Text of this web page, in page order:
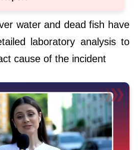
water and dead fish have
laboratory analysis to
cause of the incident